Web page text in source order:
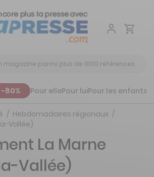
Aller
80% Pour ellePour luiPour les enfants
Hebdomadaires régionaux
Vallée)
La Marne
Vallée)